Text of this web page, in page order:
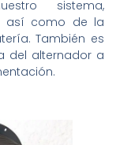
sistema,
así como de la
También es
del alternador a